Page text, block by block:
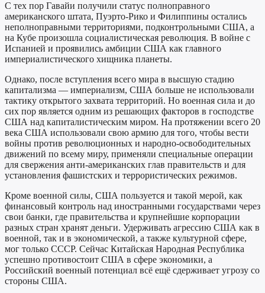
С тех пор Гавайи получили статус полноправного
американского штата, Пуэрто-Рико и Филиппины остались
неполноправными территориями, подконтрольными США, а
на Кубе произошла социалистическая революция. В войне с
Испанией и проявились амбиции США как главного
империалистического хищника планеты.
Однако, после вступления всего мира в высшую стадию
капитализма — империализм, США больше не использовали
тактику открытого захвата территорий. Но военная сила и до
сих пор является одним из решающих факторов в господстве
США над капиталистическим миром. На протяжении всего 20
века США использовали свою армию для того, чтобы вести
войны против революционных и народно-освободительных
движений по всему миру, применяли специальные операции
для свержения анти-американских глав правительств и для
установления фашистских и террористических режимов.
Кроме военной силы, США пользуется и такой мерой, как
финансовый контроль над иностранными государствами через
свои банки, где правительства и крупнейшие корпорации
разных стран хранят деньги. Удерживать агрессию США как в
военной, так и в экономической, а также культурной сфере,
мог только СССР. Сейчас Китайская Народная Республика
успешно противостоит США в сфере экономики, а
Российский военный потенциал всё ещё сдерживает угрозу со
стороны США.